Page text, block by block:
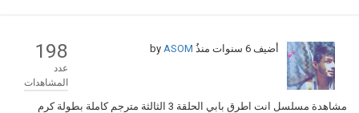
أضيف 6 سنوات منذُ by
ASOM
198
عدد
المشاهدات
مشاهدة مسلسل انت اطرق بابي الحلقة 3 الثالثة مترجم كاملة بطولة كرم